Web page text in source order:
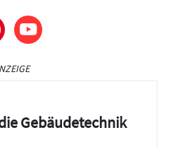
Gebäudetechnik